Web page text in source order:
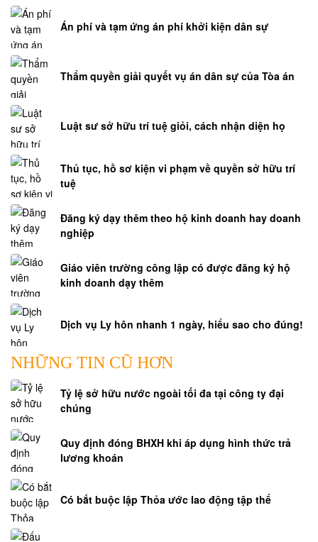
thuận
phân
chia
tài
sản
trong
thời
kỳ
hôn
nhân
Luật
sư
dân
sự
Tư
vấn
lập
di
chúc
Dịch
vụ
kê
khai
di
sản
thừa
kế
Tư
vấn
tranh
Án phí và tạm ứng án phí khởi kiện dân sự
Thẩm quyền giải quyết vụ án dân sự của Tòa án
Luật sư sở hữu trí tuệ giỏi, cách nhận diện họ
Thủ tục, hồ sơ kiện vi phạm về quyền sở hữu trí
tuệ
Đăng ký dạy thêm theo hộ kinh doanh hay doanh
nghiệp
Giáo viên trường công lập có được đăng ký hộ
kinh doanh dạy thêm
Dịch vụ Ly hôn nhanh 1 ngày, hiểu sao cho đúng!
NHỮNG TIN CŨ HƠN
Tỷ lệ sở hữu nước ngoài tối đa tại công ty đại
chúng
Quy định đóng BHXH khi áp dụng hình thức trả
lương khoán
Có bắt buộc lập Thỏa ước lao động tập thể